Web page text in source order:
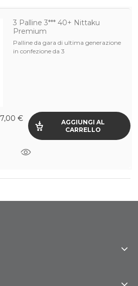
3 Palline 3*** 40+ Nittaku
Premium
Palline da gara di ultima generazione
in confezione da 3
7,00 €
AGGIUNGI AL
CARRELLO